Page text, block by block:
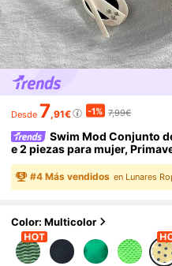
Desde 7,91€ -1% 7,99€
Swim Mod Conjunto
e 2 piezas para mujer,
2026, Estilo minimalista
r, Lunares azules frescos y
para vacaciones de primavera
#4 Más vendidos en Lunares
Color: Multicolor